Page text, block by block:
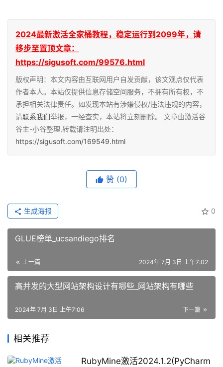
2024最新激活全家桶教程，稳定运行到2099年，请
移步至置顶文章：
https://sigusoft.com/99576.html
版权声明：本文内容由互联网用户自发贡献，该文观点仅代表
作者本人。本站仅提供信息存储空间服务，不拥有所有权，不
承担相关法律责任。如发现本站有涉嫌侵权/违法违规的内容，
请联系我们举报，一经查实，本站将立刻删除。 文章由激活谷
谷主-小谷整理,转载请注明出处：
https://sigusoft.com/169549.html
赞 (0)
0
生成海报
GLUE榜单_ucsandiego排名
上一篇 2024年 7月 3日 上午7:02
高并发的大型网站架构设计有哪些_网站架构有哪些
下一篇
2024年 7月 3日 上午7:06
相关推荐
RubyMine激活2024.1.2(PyCharm